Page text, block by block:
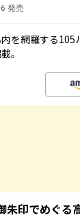
発売
を網羅する
。
朱印でめぐる